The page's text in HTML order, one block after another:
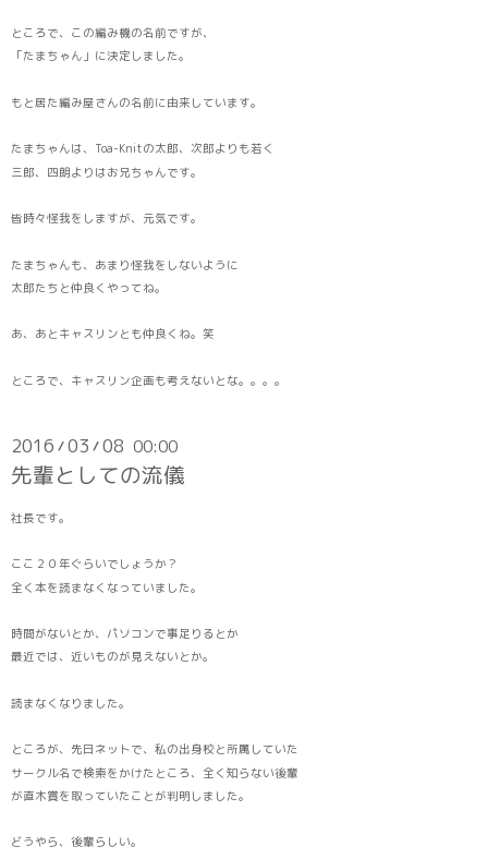
ところで、この編み機の名前ですが、
「たまちゃん」に決定しました。
もと居た編み屋さんの名前に由来しています。
たまちゃんは、Toa-Knitの太郎、次郎よりも若く
三郎、四朗よりはお兄ちゃんです。
皆時々怪我をしますが、元気です。
たまちゃんも、あまり怪我をしないように
太郎たちと仲良くやってね。
あ、あとキャスリンとも仲良くね。笑
ところで、キャスリン企画も考えないとな。。。。
2016 /03 /08 00:00
先輩としての流儀
社長です。
ここ２０年ぐらいでしょうか？
全く本を読まなくなっていました。
時間がないとか、パソコンで事足りるとか
最近では、近いものが見えないとか。
読まなくなりました。
ところが、先日ネットで、私の出身校と所属していた
サークル名で検索をかけたところ、全く知らない後輩
が直木賞を取っていたことが判明しました。
どうやら、後輩らしい。